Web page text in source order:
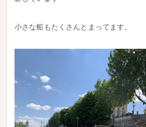
小さな船もたくさんとまってます。